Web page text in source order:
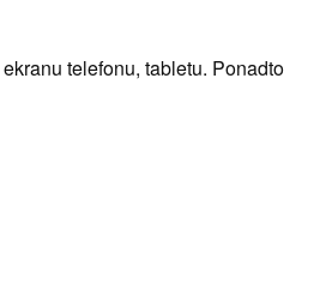
telefonu, tabletu. Ponadto